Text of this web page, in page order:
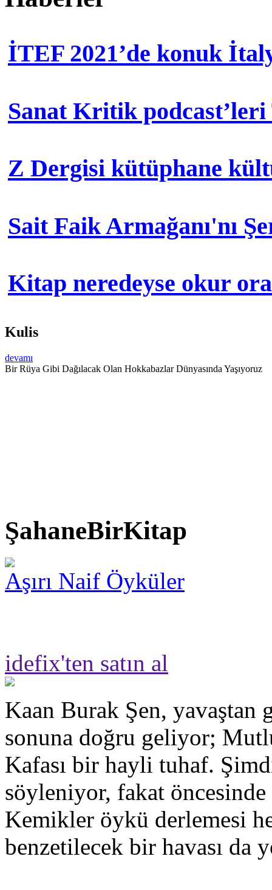
İTEF 2021’de konuk
Sanat Kritik podcast’leri
Z Dergisi kütüphane
Sait Faik Armağanı'nı
Kitap neredeyse okur
Kulis
devamı
Bir Rüya Gibi Dağılacak Olan Hokkabazlar Dünyasında Yaşıyoruz
ŞahaneBirKitap
Aşırı Naif Öyküler
idefix'ten satın al
Kaan Burak Şen, yavaştan
sonuna doğru geliyor;
Kafası bir hayli tuhaf.
söyleniyor, fakat
Kemikler öykü derlemesi
benzetilecek bir havası da